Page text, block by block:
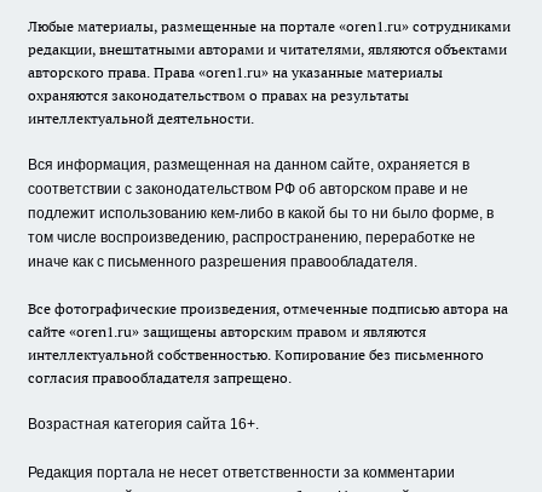
Любые материалы, размещенные на портале «oren1.ru» сотрудниками
редакции, внештатными авторами и читателями, являются объектами
авторского права. Права «oren1.ru» на указанные материалы
охраняются законодательством о правах на результаты
интеллектуальной деятельности.
Вся информация, размещенная на данном сайте, охраняется в
соответствии с законодательством РФ об авторском праве и не
подлежит использованию кем-либо в какой бы то ни было форме, в
том числе воспроизведению, распространению, переработке не
иначе как с письменного разрешения правообладателя.
Все фотографические произведения, отмеченные подписью автора на
сайте «oren1.ru» защищены авторским правом и являются
интеллектуальной собственностью. Копирование без письменного
согласия правообладателя запрещено.
Возрастная категория сайта 16+.
Редакция портала не несет ответственности за комментарии